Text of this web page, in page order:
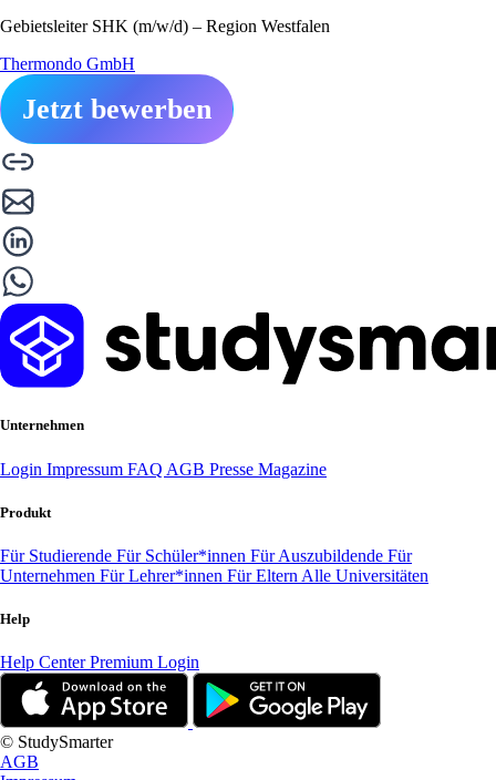
Gebietsleiter SHK (m/w/d) – Region Westfalen
Thermondo GmbH
Jetzt bewerben
Unternehmen
Login Impressum FAQ AGB Presse Magazine
Produkt
Für Studierende Für Schüler*innen Für Auszubildende Für
Unternehmen Für Lehrer*innen Für Eltern Alle Universitäten
Help
Help CenterPremium Login
© StudySmarter
AGB